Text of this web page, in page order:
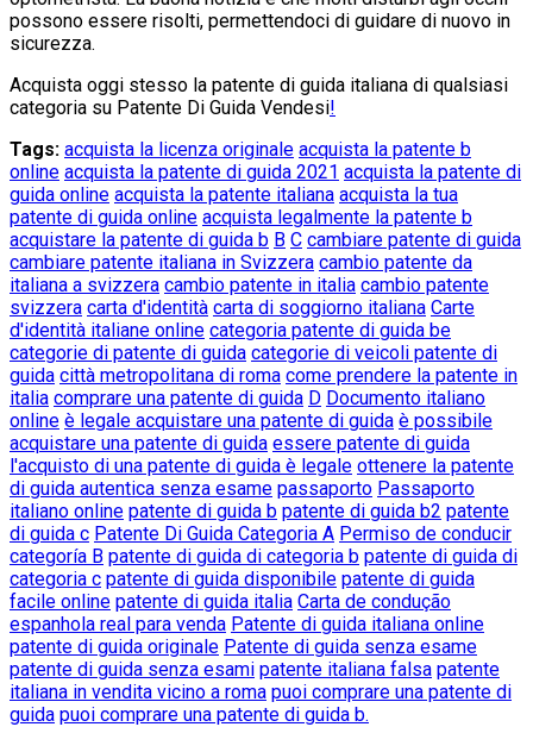
possono essere risolti, permettendoci di guidare di nuovo in
sicurezza.
Acquista oggi stesso la patente di guida italiana di qualsiasi
categoria su Patente Di Guida Vendesi!
Tags: acquista la licenza originale acquista la patente b
online acquista la patente di guida 2021 acquista la patente di
guida online acquista la patente italiana acquista la tua
patente di guida online acquista legalmente la patente b
acquistare la patente di guida b B C cambiare patente di guida
cambiare patente italiana in Svizzera cambio patente da
italiana a svizzera cambio patente in italia cambio patente
svizzera carta d'identità carta di soggiorno italiana Carte
d'identità italiane online categoria patente di guida be
categorie di patente di guida categorie di veicoli patente di
guida città metropolitana di roma come prendere la patente in
italia comprare una patente di guida D Documento italiano
online è legale acquistare una patente di guida è possibile
acquistare una patente di guida essere patente di guida
l'acquisto di una patente di guida è legale ottenere la patente
di guida autentica senza esame passaporto Passaporto
italiano online patente di guida b patente di guida b2 patente
di guida c Patente Di Guida Categoria A Permiso de conducir
categoría B patente di guida di categoria b patente di guida di
categoria c patente di guida disponibile patente di guida
facile online patente di guida italia Carta de condução
espanhola real para venda Patente di guida italiana online
patente di guida originale Patente di guida senza esame
patente di guida senza esami patente italiana falsa patente
italiana in vendita vicino a roma puoi comprare una patente di
guida puoi comprare una patente di guida b.